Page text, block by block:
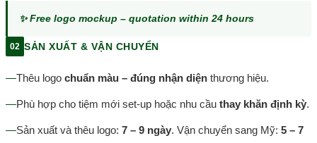
✨ Free logo mockup – quotation within 24 hours
02 SẢN XUẤT & VẬN CHUYỂN
—Thêu logo chuẩn màu – đúng nhận diện thương hiệu.
—Phù hợp cho tiệm mới set-up hoặc nhu cầu thay khăn định kỳ.
—Sản xuất và thêu logo: 7 – 9 ngày. Vận chuyển sang Mỹ: 5 – 7